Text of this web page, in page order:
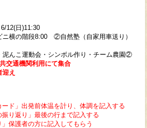
12(日)11:30
横の階段8:00 ②自然塾（自家用車送り）
んこ運動会・シンボル作り・チーム農園②
交通機関利用にて集合
え
ド」出発前体温を計り、体調を記入する
返り」最後の行まで記入する
」保護者の方に記入してもらう